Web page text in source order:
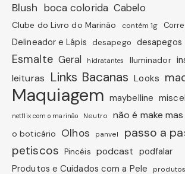
Blush boca colorida Cabelo
Clube do Livro do Marinão contém 1g
Delineador e Lápis desapego desapegos
Esmalte Geral hidratantes Iluminador
leituras Links Bacanas Looks
Maquiagem maybelline
netflix com o marinão Neutro não é make
o boticário Olhos panvel passo a
petiscos Pincéis podcast podfalar
Produtos e Cuidados com a Pele